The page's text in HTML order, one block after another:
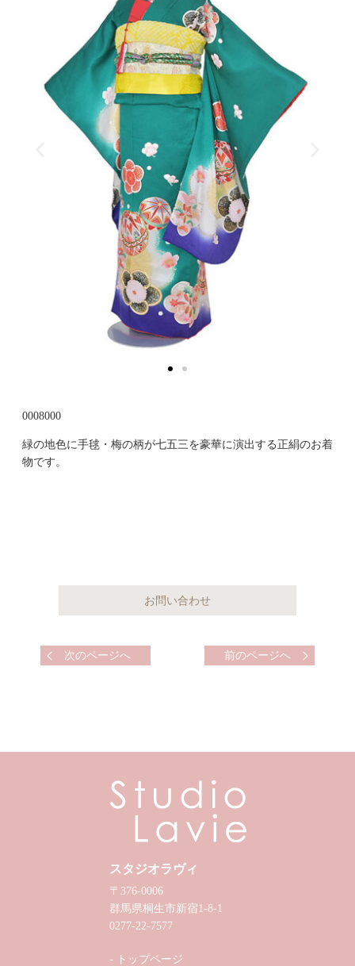
0008000
緑の地色に手毬・梅の柄が七五三を豪華に演出する正絹のお着
物です。
次のページへ 前のページへ
スタジオラヴィ
〒376-0006
群馬県桐生市新宿1-8-1
0277-22-7577
トップページ